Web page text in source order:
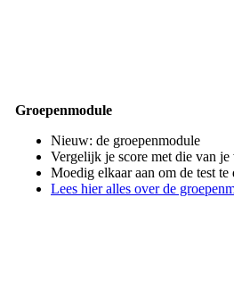
Groepenmodule
Nieuw: de groepenmodule
Vergelijk je score met die van je
Moedig elkaar aan om de test te
Lees hier alles over de